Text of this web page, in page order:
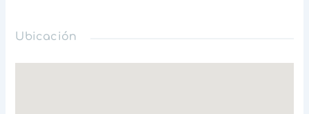
acceso a servicios, comercio y principales vías de la
Ubicación